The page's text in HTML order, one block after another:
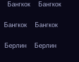
Бангкок Бангкок
Бангкок Бангкок
Берлин Берлин